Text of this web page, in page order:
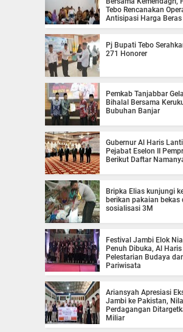
Tebo Rencanakan
Antisipasi Harga Beras
Pj Bupati Tebo
271 Honorer
Pemkab Tanjabbar
Bihalal Bersama
Bubuhan Banjar
Gubernur Al Haris
Pejabat Eselon II
Berikut Daftar
Bripka Elias kunjungi
berikan pakaian bekas
sosialisasi 3M
Festival Jambi Elok
Penuh Dibuka, Al
Pelestarian Budaya
Pariwisata
Ariansyah Apresiasi
Jambi ke Pakistan,
Perdagangan
Miliar